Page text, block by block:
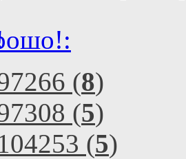
(8)
(5)
(5)